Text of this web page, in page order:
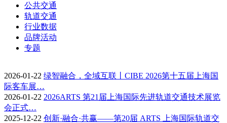
公共交通
轨道交通
行业数据
品牌活动
专题
2026-01-22 绿智融合，全域互联丨CIBE 2026第十五届上海国
际客车展…
2026-01-22 2026ARTS 第21届上海国际先进轨道交通技术展览
会正式…
2025-12-22 创新·融合·共赢——第20届 ARTS 上海国际轨道交